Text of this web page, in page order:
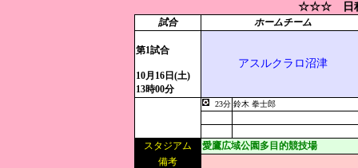
☆☆☆ 日
試合 ホームチーム
第1試合
10月16日(土)
13時00分
アスルクラロ沼津
23分 鈴木 拳士郎
スタジアム
愛鷹広域公園多目的競技場
備考